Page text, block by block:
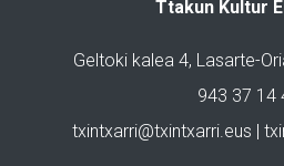
Ttakun Kultur
Geltoki kalea 4, Lasarte-
943 37 14
txintxarri@txintxarri.eus |